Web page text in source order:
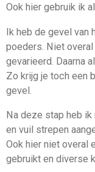
Ook hier gebruik ik
Ik heb de gevel van
poeders. Niet
gevarieerd. Daarna
Zo krijg je toch een
gevel.
Na deze stap heb
en vuil strepen
Ook hier niet overal
gebruikt en diverse